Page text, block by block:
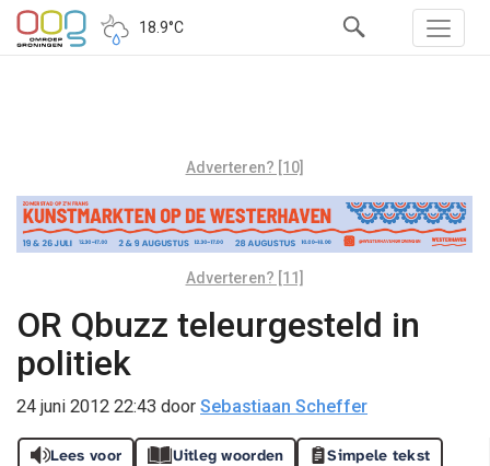
18.9°C
Adverteren? [10]
Adverteren? [11]
OR Qbuzz teleurgesteld in
politiek
24 juni 2012 22:43 door Sebastiaan Scheffer
Lees voor Uitleg woorden Simpele tekst